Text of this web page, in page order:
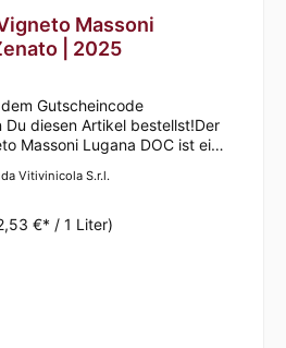
Massoni
| 2025
Gutscheincode
Du diesen Artikel bestellst!Der
Massoni Lugana DOC ist ein
von u.a. Zitrusfrüchten
Er ist zugleich ein
eher mild
sehr gut zu gebratenem
Vitivinicola S.r.l.
€* / 1 Liter)